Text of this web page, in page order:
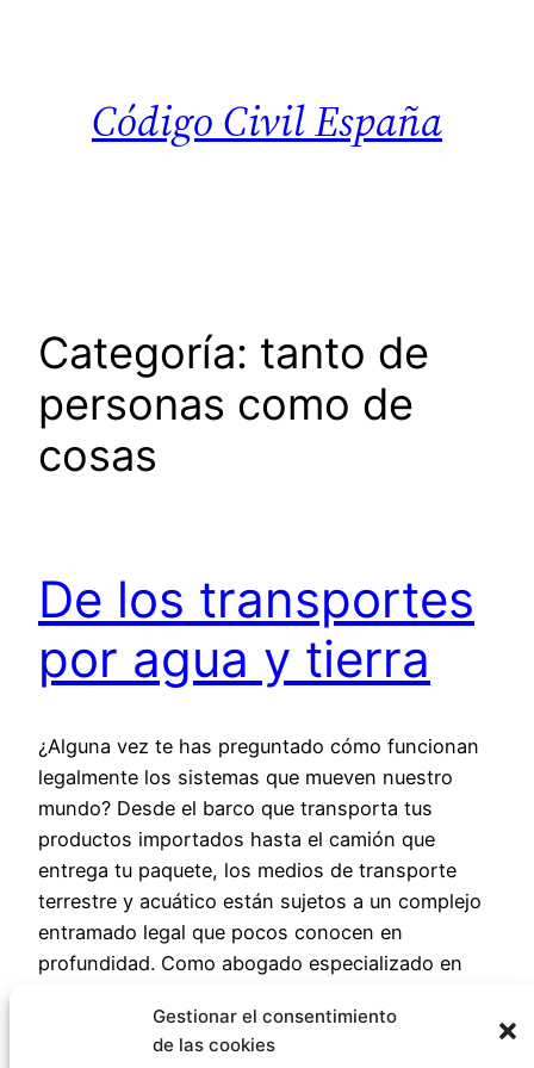
Gestionar el consentimiento
de las cookies
Código Civil España
Categoría: tanto de
personas como de
cosas
De los transportes
por agua y tierra
¿Alguna vez te has preguntado cómo funcionan
legalmente los sistemas que mueven nuestro
mundo? Desde el barco que transporta tus
productos importados hasta el camión que
entrega tu paquete, los medios de transporte
terrestre y acuático están sujetos a un complejo
entramado legal que pocos conocen en
profundidad. Como abogado especializado en
18 de junio de 2025